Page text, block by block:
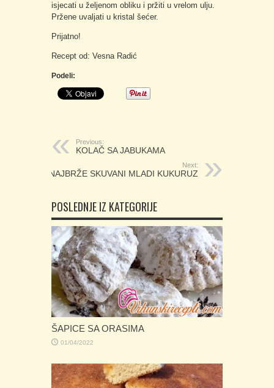
isjecati u željenom obliku i pržiti u vrelom ulju.
Pržene uvaljati u kristal šećer.
Prijatno!
Recept od: Vesna Radić
Podeli:
Previous:
KOLAČ SA JABUKAMA
Next:
NAJBRŽE SKUVANI MLADI KUKURUZ
POSLEDNJE IZ KATEGORIJE
ŠAPICE SA ORASIMA
01/04/2022